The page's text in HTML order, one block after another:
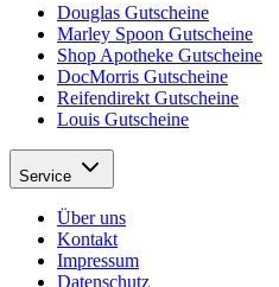
Douglas Gutscheine
Marley Spoon Gutscheine
Shop Apotheke Gutscheine
DocMorris Gutscheine
Reifendirekt Gutscheine
Louis Gutscheine
Service
Über uns
Kontakt
Impressum
Datenschutz